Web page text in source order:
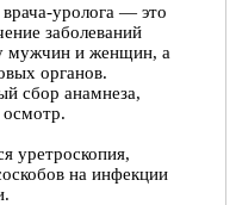
уролога — это
заболеваний
мужчин и женщин, а
органов.
сбор анамнеза,
осмотр.
уретроскопия,
на инфекции